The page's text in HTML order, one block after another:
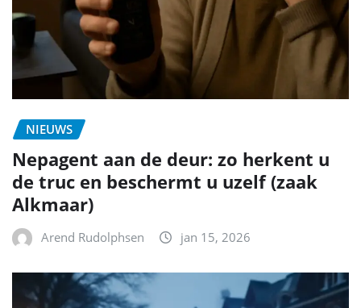
NIEUWS
Nepagent aan de deur: zo herkent u
de truc en beschermt u uzelf (zaak
Alkmaar)
Arend Rudolphsen jan 15, 2026